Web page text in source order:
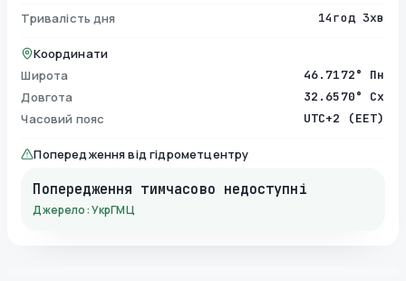
Тривалість дня 14год 3хв
Координати
Широта
46.7172° Пн
Довгота 32.6570° Сх
Часовий пояс UTC+2 (EET)
Попередження від гідрометцентру
Попередження тимчасово недоступні
Джерело: УкрГМЦ